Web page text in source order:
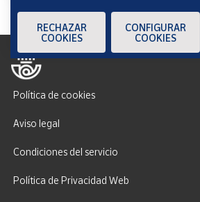
Política de cookies
Aviso legal
Condiciones del servicio
Política de Privacidad Web
RECHAZAR
COOKIES
CONFIGURAR
COOKIES